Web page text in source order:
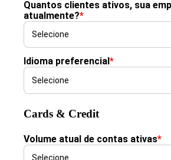
Quantos clientes ativos, sua
atualmente?*
Idioma preferencial*
Cards & Credit
Volume atual de contas ativas*